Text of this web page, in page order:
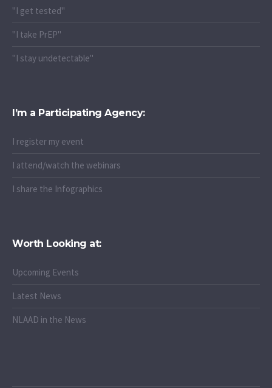
"I get tested"
"I take PrEP"
"I stay undetectable"
I’m a Participating Agency:
I register my event
I attend/watch the webinars
I share the Infographics
Worth Looking at:
Upcoming Events
Latest News
NLAAD in the News